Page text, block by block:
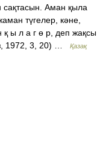
Аман қыла
түгелер, кәне,
қ ы л а г ө р, деп жақсы
1972, 3, 20) …
Қазақ